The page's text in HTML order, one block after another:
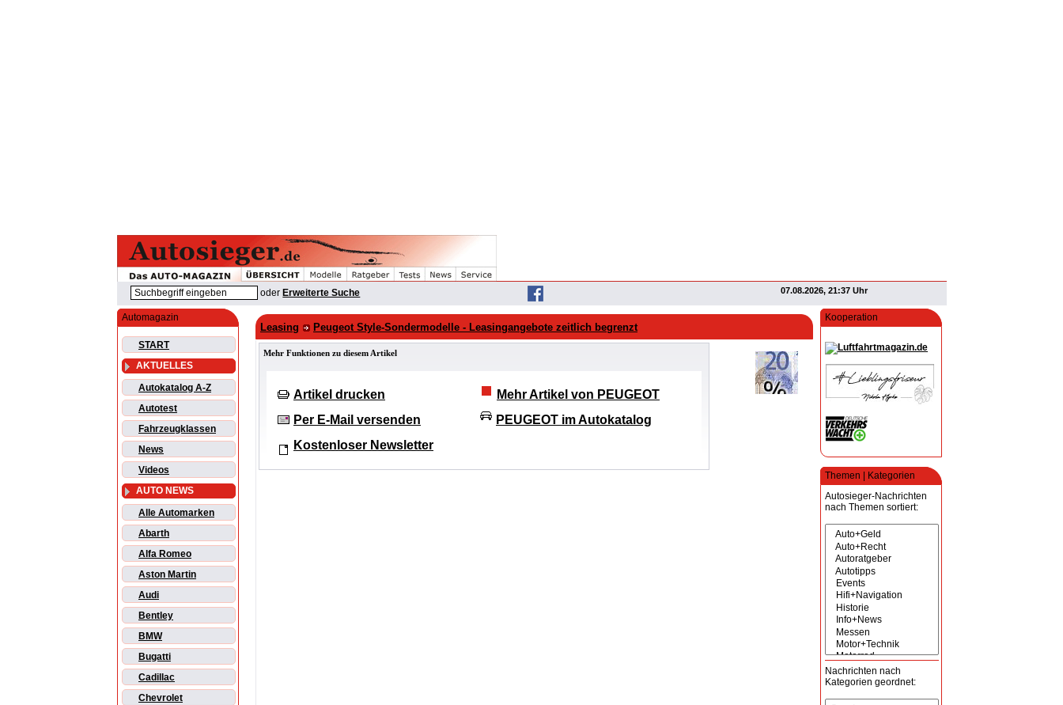
oder Erweiterte Suche 07.08.2026, 21:37 Uhr
Automagazin
START
AKTUELLES
Autokatalog A-Z
Autotest
Fahrzeugklassen
News
Videos
AUTO NEWS
Alle Automarken
Abarth
Alfa Romeo
Aston Martin
Audi
Bentley
BMW
Bugatti
Cadillac
Chevrolet
Kooperation
Themen | Kategorien
Autosieger-Nachrichten
nach Themen sortiert:
Nachrichten nach
Kategorien geordnet:
Leasing Peugeot Style-Sondermodelle - Leasingangebote zeitlich begrenzt
Mehr Funktionen zu diesem Artikel
Artikel drucken
Per E-Mail versenden
Kostenloser Newsletter
Mehr Artikel von PEUGEOT
PEUGEOT im Autokatalog